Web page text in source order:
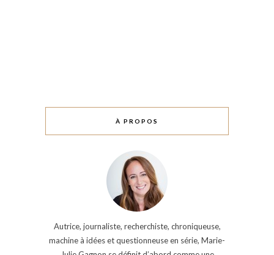
À PROPOS
Autrice, journaliste, recherchiste, chroniqueuse,
machine à idées et questionneuse en série, Marie-